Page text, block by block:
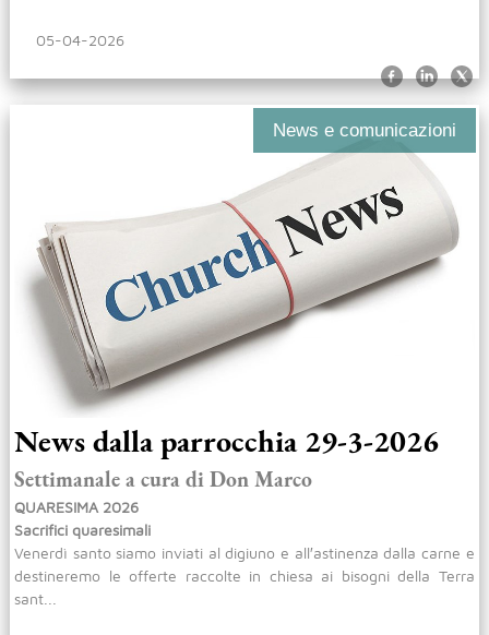
05-04-2026
News e comunicazioni
News dalla parrocchia 29-3-2026
Settimanale a cura di Don Marco
QUARESIMA 2026
Sacrifici quaresimali
Venerdì santo siamo inviati al digiuno e all′astinenza dalla carne e
destineremo le offerte raccolte in chiesa ai bisogni della Terra
sant...